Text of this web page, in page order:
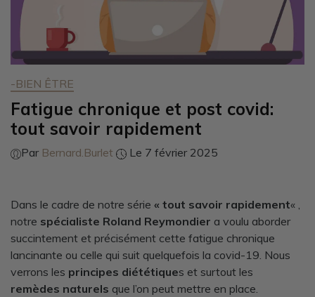
-BIEN ÊTRE
Fatigue chronique et post covid:
tout savoir rapidement
Par Bernard.Burlet Le 7 février 2025
Dans le cadre de notre série « tout savoir rapidement« ,
notre spécialiste Roland Reymondier a voulu aborder
succintement et précisément cette fatigue chronique
lancinante ou celle qui suit quelquefois la covid-19. Nous
verrons les principes diététiques et surtout les
remèdes naturels que l’on peut mettre en place.